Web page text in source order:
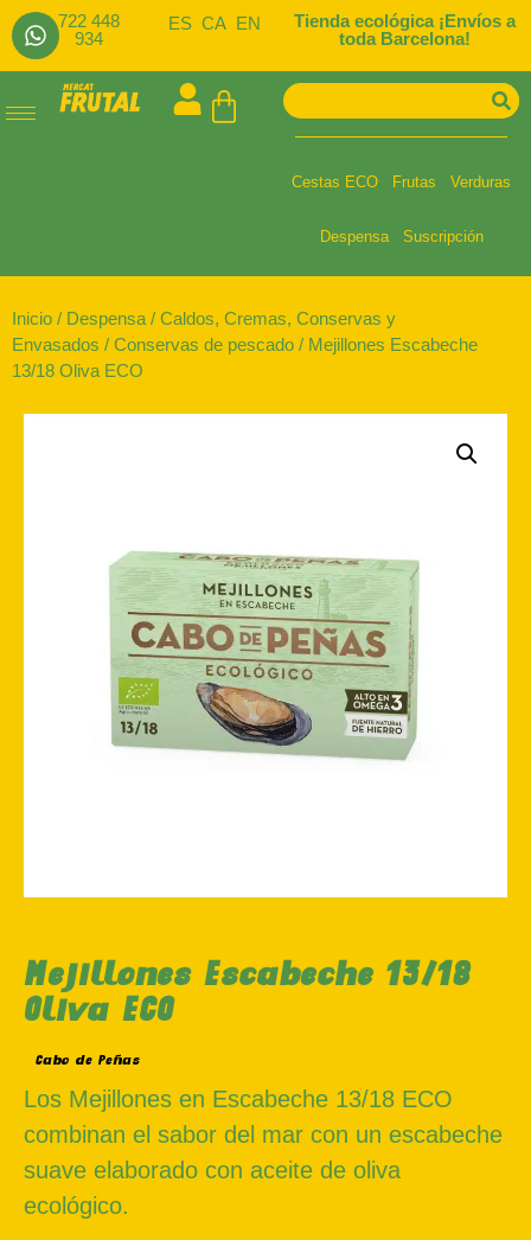
722 448
934
Tienda ecológica ¡Envíos a
toda Barcelona!
ES CA EN
Cestas ECO Frutas Verduras
Despensa Suscripción
Inicio / Despensa / Caldos, Cremas, Conservas y
Envasados / Conservas de pescado / Mejillones Escabeche
13/18 Oliva ECO
Mejillones Escabeche 13/18
Oliva ECO
Cabo de Peñas
Los Mejillones en Escabeche 13/18 ECO
combinan el sabor del mar con un escabeche
suave elaborado con aceite de oliva
ecológico.